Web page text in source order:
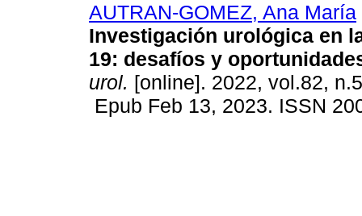
AUTRAN-GOMEZ, Ana María
Investigación urológica en
19: desafíos y
urol. [online]. 2022, vol.82,
Epub Feb 13, 2023. ISSN